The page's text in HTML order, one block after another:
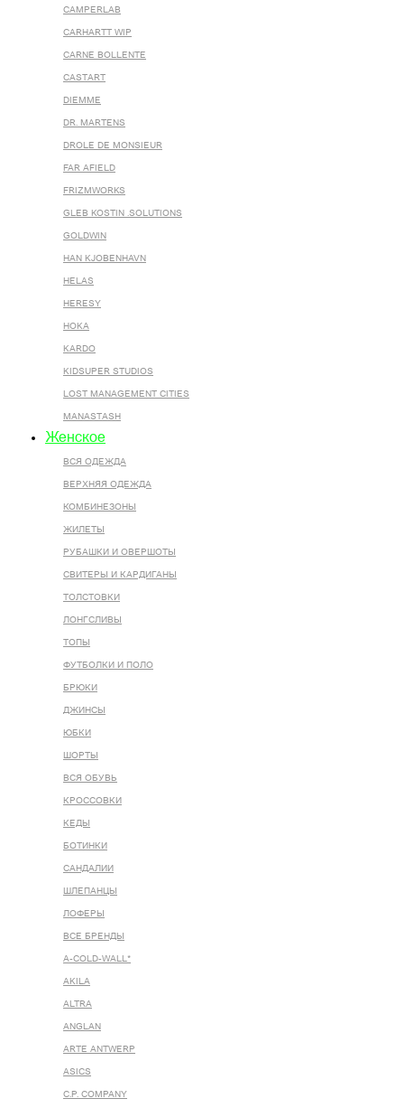
CAMPERLAB
CARHARTT WIP
CARNE BOLLENTE
CASTART
DIEMME
DR. MARTENS
DROLE DE MONSIEUR
FAR AFIELD
FRIZMWORKS
GLEB KOSTIN .SOLUTIONS
GOLDWIN
HAN KJOBENHAVN
HELAS
HERESY
HOKA
KARDO
KIDSUPER STUDIOS
LOST MANAGEMENT CITIES
MANASTASH
Женское
ВСЯ ОДЕЖДА
ВЕРХНЯЯ ОДЕЖДА
КОМБИНЕЗОНЫ
ЖИЛЕТЫ
РУБАШКИ И ОВЕРШОТЫ
СВИТЕРЫ И КАРДИГАНЫ
ТОЛСТОВКИ
ЛОНГСЛИВЫ
ТОПЫ
ФУТБОЛКИ И ПОЛО
БРЮКИ
ДЖИНСЫ
ЮБКИ
ШОРТЫ
ВСЯ ОБУВЬ
КРОССОВКИ
КЕДЫ
БОТИНКИ
САНДАЛИИ
ШЛЕПАНЦЫ
ЛОФЕРЫ
ВСЕ БРЕНДЫ
A-COLD-WALL*
AKILA
ALTRA
ANGLAN
ARTE ANTWERP
ASICS
C.P. COMPANY